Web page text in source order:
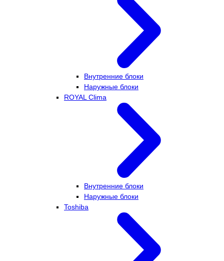
Внутренние блоки
Наружные блоки
ROYAL Clima
Внутренние блоки
Наружные блоки
Toshiba